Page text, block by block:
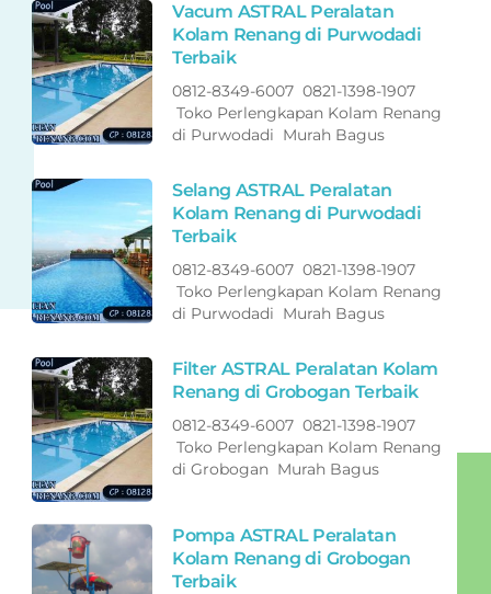
Vacum ASTRAL Peralatan
Kolam Renang di Purwodadi
Terbaik
0812-8349-6007 0821-1398-1907
Toko Perlengkapan Kolam Renang
di Purwodadi Murah Bagus
Selang ASTRAL Peralatan
Kolam Renang di Purwodadi
Terbaik
0812-8349-6007 0821-1398-1907
Toko Perlengkapan Kolam Renang
di Purwodadi Murah Bagus
Filter ASTRAL Peralatan Kolam
Renang di Grobogan Terbaik
0812-8349-6007 0821-1398-1907
Toko Perlengkapan Kolam Renang
di Grobogan Murah Bagus
Pompa ASTRAL Peralatan
Kolam Renang di Grobogan
Terbaik